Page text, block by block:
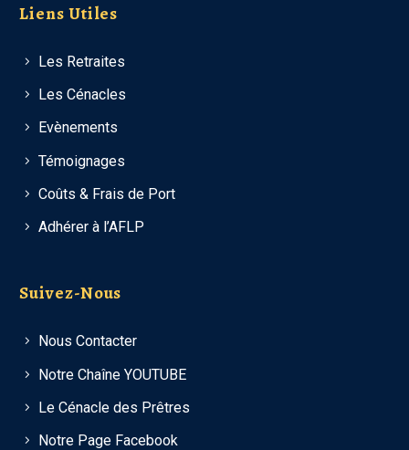
Liens Utiles
Les Retraites
Les Cénacles
Evènements
Témoignages
Coûts & Frais de Port
Adhérer à l’AFLP
Suivez-Nous
Nous Contacter
Notre Chaîne YOUTUBE
Le Cénacle des Prêtres
Notre Page Facebook